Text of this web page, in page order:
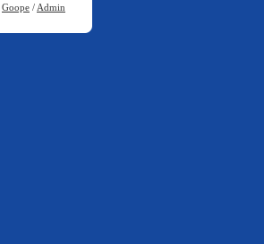
Goope / Admin